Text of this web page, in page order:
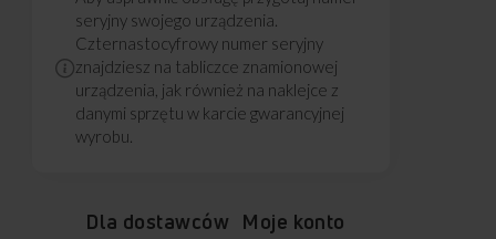
seryjny swojego urządzenia.
Czternastocyfrowy numer seryjny
znajdziesz na tabliczce znamionowej
urządzenia, jak również na naklejce z
danymi sprzętu w karcie gwarancyjnej
wyrobu.
Dla dostawców Moje konto